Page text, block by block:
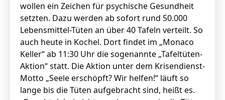
wollen ein Zeichen für psychische Gesundheit
setzten. Dazu werden ab sofort rund 50.000
Lebensmittel-Tüten an über 40 Tafeln verteilt. So
auch heute in Kochel. Dort findet im „Monaco
Keller“ ab 11:30 Uhr die sogenannte „Tafeltüten-
Aktion“ statt. Die Aktion unter dem Krisendienst-
Motto „Seele erschöpft? Wir helfen!“ läuft so
lange bis die Tüten aufgebracht sind, heißt es.